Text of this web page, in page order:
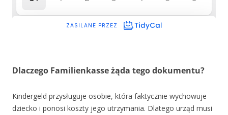
Dlaczego Familienkasse żąda tego dokumentu?
Kindergeld przysługuje osobie, która faktycznie wychowuje
dziecko i ponosi koszty jego utrzymania. Dlatego urząd musi